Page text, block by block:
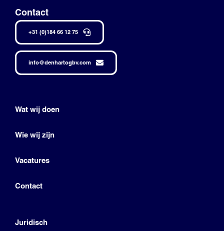
Contact
+31 (0)184 66 12 75
info@denhartogbv.com
Wat wij doen
Wie wij zijn
Vacatures
Contact
Juridisch